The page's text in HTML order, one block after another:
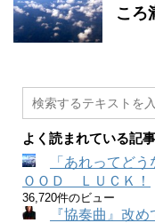
ころ
よく読まれている記事
「あれってど
ＯＯＤ ＬＵＣＫ！
36,720件のビュー
『協奏曲』改